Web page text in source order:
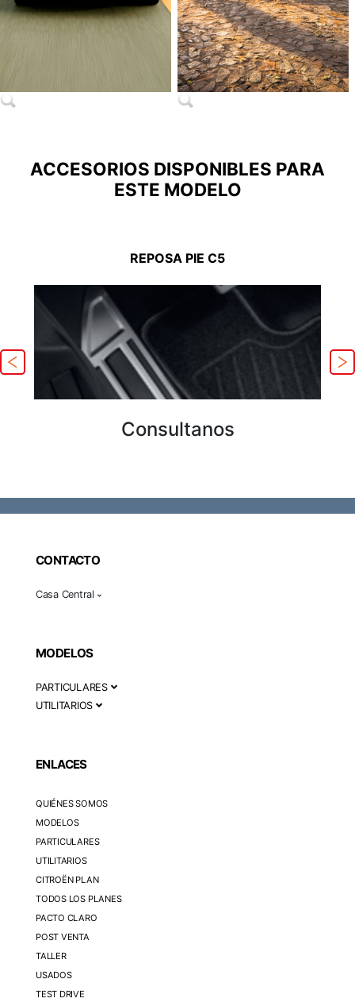
ACCESORIOS DISPONIBLES PARA
ESTE MODELO
REPOSA PIE C5
Consultanos
CONTACTO
Casa Central
MODELOS
PARTICULARES
UTILITARIOS
ENLACES
QUIÉNES SOMOS
MODELOS
PARTICULARES
UTILITARIOS
CITROËN PLAN
TODOS LOS PLANES
PACTO CLARO
POST VENTA
TALLER
USADOS
TEST DRIVE